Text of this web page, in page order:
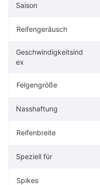
Saison
Reifengeräusch
Geschwindigkeitsind
ex
Felgengröße
Nasshaftung
Reifenbreite
Speziell für
Spikes